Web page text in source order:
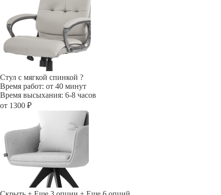
Стул с мягкой спинкой ?
Время работ: от 40 минут
Время высыхания: 6-8 часов
от 1300 ₽